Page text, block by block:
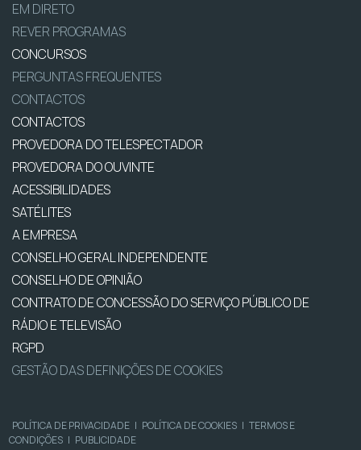
EM DIRETO
REVER PROGRAMAS
CONCURSOS
PERGUNTAS FREQUENTES
CONTACTOS
CONTACTOS
PROVEDORA DO TELESPECTADOR
PROVEDORA DO OUVINTE
ACESSIBILIDADES
SATÉLITES
A EMPRESA
CONSELHO GERAL INDEPENDENTE
CONSELHO DE OPINIÃO
CONTRATO DE CONCESSÃO DO SERVIÇO PÚBLICO DE
RÁDIO E TELEVISÃO
RGPD
GESTÃO DAS DEFINIÇÕES DE COOKIES
POLÍTICA DE PRIVACIDADE | POLÍTICA DE COOKIES | TERMOS E
CONDIÇÕES | PUBLICIDADE